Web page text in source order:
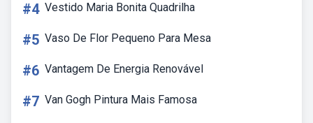
#4 Vestido Maria Bonita Quadrilha
#5 Vaso De Flor Pequeno Para Mesa
#6 Vantagem De Energia Renovável
#7 Van Gogh Pintura Mais Famosa